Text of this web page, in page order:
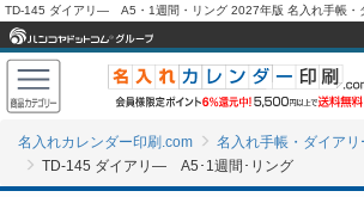
名入れカレンダー印刷.com
名入れ手帳・ダイアリ
TD-145 ダイアリ― A5･1週間･リング